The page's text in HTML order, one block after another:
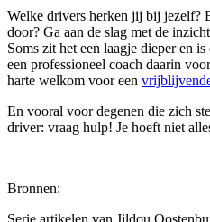
Welke drivers herken jij bij jezelf?
door? Ga aan de slag met de
Soms zit het een laagje dieper en
een professioneel coach daarin
harte welkom voor een
En vooral voor degenen die zich
driver: vraag hulp! Je hoeft niet
Bronnen:
Serie artikelen van Jildou